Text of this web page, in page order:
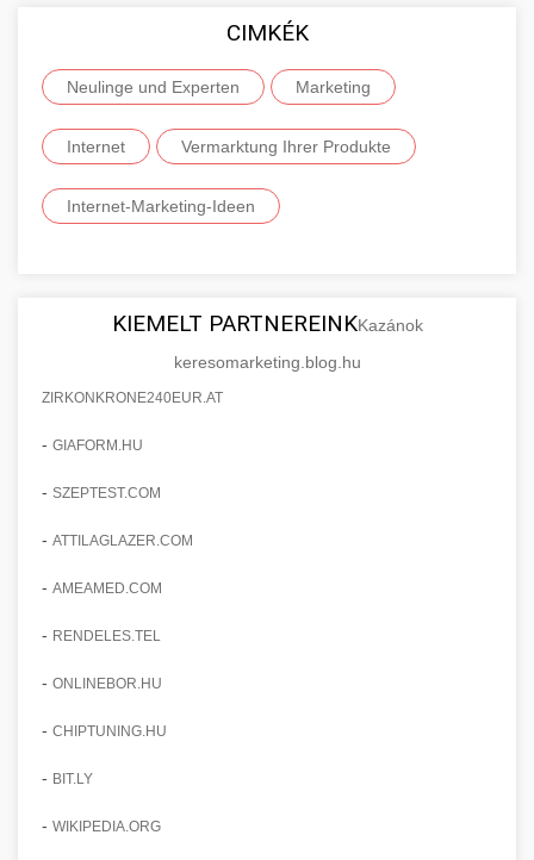
CIMKÉK
Neulinge und Experten Marketing
Internet Vermarktung Ihrer Produkte
Internet-Marketing-Ideen
KIEMELT PARTNEREINKKazánok
keresomarketing.blog.hu
ZIRKONKRONE240EUR.AT
- GIAFORM.HU
- SZEPTEST.COM
- ATTILAGLAZER.COM
- AMEAMED.COM
- RENDELES.TEL
- ONLINEBOR.HU
- CHIPTUNING.HU
- BIT.LY
- WIKIPEDIA.ORG